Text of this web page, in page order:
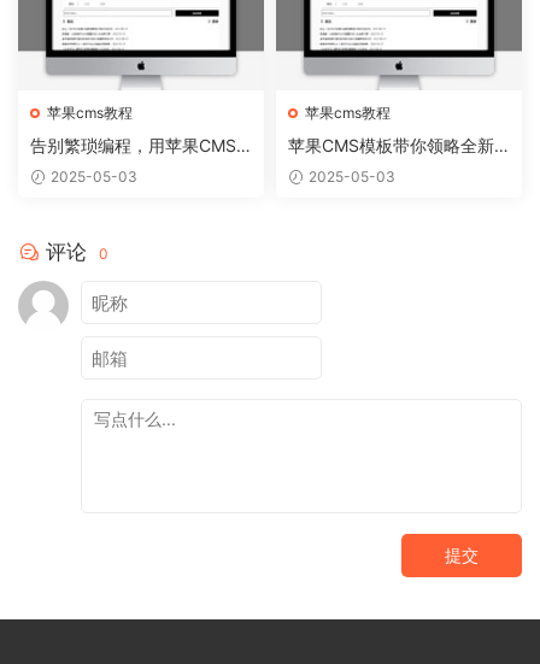
苹果cms教程
告别繁琐编程，用苹果CMS
模板轻松搭建个性网站
2025-05-03
苹果cms教程
苹果CMS模板带你领略全新
网站视觉盛宴
2025-05-03
评论 0
提交